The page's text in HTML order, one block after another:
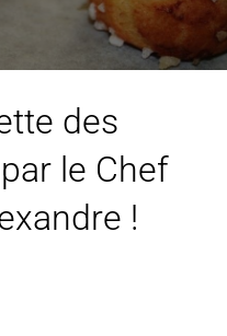
des
le Chef
!